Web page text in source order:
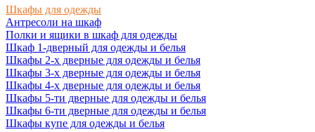
Шкафы для одежды
Антресоли на шкаф
Полки и ящики в шкаф для одежды
Шкаф 1-дверный для одежды и белья
Шкафы 2-х дверные для одежды и белья
Шкафы 3-х дверные для одежды и белья
Шкафы 4-х дверные для одежды и белья
Шкафы 5-ти дверные для одежды и белья
Шкафы 6-ти дверные для одежды и белья
Шкафы купе для одежды и белья